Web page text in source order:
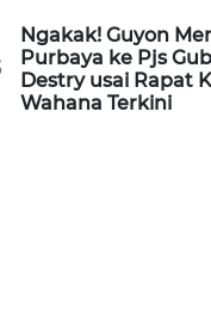
Ngakak! Guyon
Purbaya ke Pjs
Destry usai Rapat
Wahana Terkini